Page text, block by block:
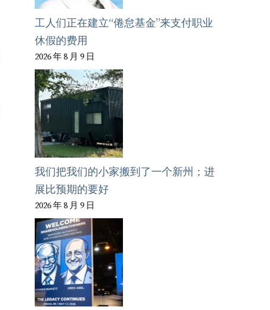
工人们正在建立“倦怠基金”来支付职业
休假的费用
2026 年 8 月 9 日
我们把我们的小家搬到了一个新州；进
展比预期的要好
2026 年 8 月 9 日